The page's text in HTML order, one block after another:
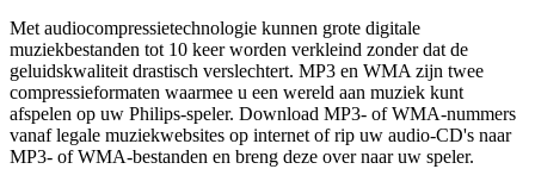
Met audiocompressietechnologie kunnen grote digitale
muziekbestanden tot 10 keer worden verkleind zonder dat de
geluidskwaliteit drastisch verslechtert. MP3 en WMA zijn twee
compressieformaten waarmee u een wereld aan muziek kunt
afspelen op uw Philips-speler. Download MP3- of WMA-nummers
vanaf legale muziekwebsites op internet of rip uw audio-CD's naar
MP3- of WMA-bestanden en breng deze over naar uw speler.